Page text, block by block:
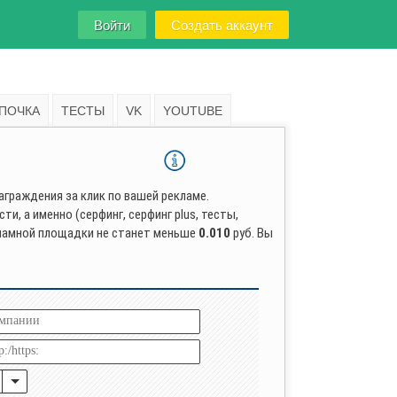
Войти Создать аккаунт
ТЕСТЫ VK YOUTUBE
за клик по вашей рекламе.
а именно (серфинг, серфинг plus, тесты,
площадки не станет меньше 0.010 руб. Вы